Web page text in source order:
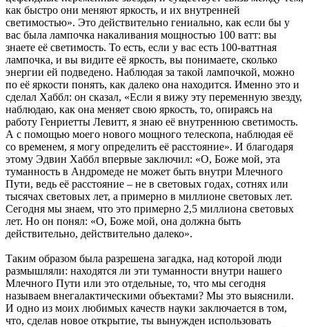
как быстро они меняют яркость, и их внутренней
светимостью». Это действительно гениально, как если бы у
вас была лампочка накаливания мощностью 100 ватт: вы
знаете её светимость. То есть, если у вас есть 100-ваттная
лампочка, и вы видите её яркость, вы понимаете, сколько
энергии ей подведено. Наблюдая за такой лампочкой, можно
по её яркости понять, как далеко она находится. Именно это и
сделал Хаббл: он сказал, «Если я вижу эту переменную звезду,
наблюдаю, как она меняет свою яркость, то, опираясь на
работу Генриетты Левитт, я знаю её внутреннюю светимость.
А с помощью моего нового мощного телескопа, наблюдая её
со временем, я могу определить её расстояние». И благодаря
этому Эдвин Хаббл впервые заключил: «О, Боже мой, эта
туманность в Андромеде не может быть внутри Млечного
Пути, ведь её расстояние – не в световых годах, сотнях или
тысячах световых лет, а примерно в миллионе световых лет.
Сегодня мы знаем, что это примерно 2,5 миллиона световых
лет. Но он понял: «О, Боже мой, она должна быть
действительно, действительно далеко».
Таким образом была разрешена загадка, над которой люди
размышляли: находятся ли эти туманности внутри нашего
Млечного Пути или это отдельные, то, что мы сегодня
называем внегалактическими объектами? Мы это выяснили.
И одно из моих любимых качеств науки заключается в том,
что, сделав новое открытие, ты вынужден использовать